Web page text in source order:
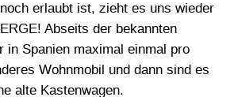
erlaubt ist, zieht es uns wieder
Abseits der bekannten
in Spanien maximal einmal pro
Wohnmobil und dann sind es
alte Kastenwagen.